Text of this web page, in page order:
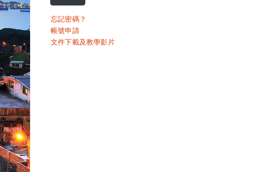
忘記密碼？
帳號申請
文件下載及教學影片